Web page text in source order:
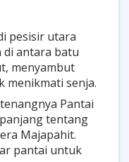
pesisir utara
di antara batu
menyambut
menikmati senja.
Pantai
tentang
Majapahit.
pantai untuk